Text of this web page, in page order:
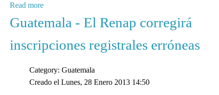
Read more
Guatemala - El Renap corregirá
inscripciones registrales erróneas
Category: Guatemala
Creado el Lunes, 28 Enero 2013 14:50